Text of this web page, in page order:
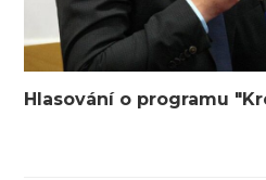
Hlasování o programu